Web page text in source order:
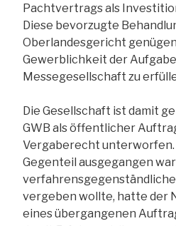
Pachtvertrags als
Diese bevorzugte
Oberlandesgericht
Gewerblichkeit der
Messegesellschaft zu
Die Gesellschaft ist damit
GWB als öffentlicher
Vergaberecht unterworfen.
Gegenteil ausgegangen
vergeben wollte, hatte der
eines übergangenen